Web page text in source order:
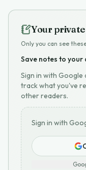
Your
Only you can see
Save notes to your
Sign in with
track what you've
other readers.
Sign in with